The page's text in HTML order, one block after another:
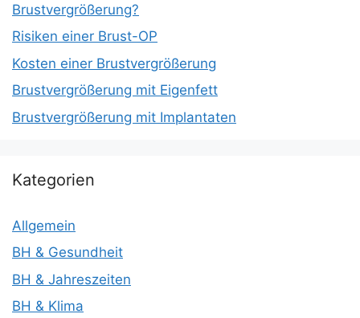
Brustvergrößerung?
Risiken einer Brust-OP
Kosten einer Brustvergrößerung
Brustvergrößerung mit Eigenfett
Brustvergrößerung mit Implantaten
Kategorien
Allgemein
BH & Gesundheit
BH & Jahreszeiten
BH & Klima